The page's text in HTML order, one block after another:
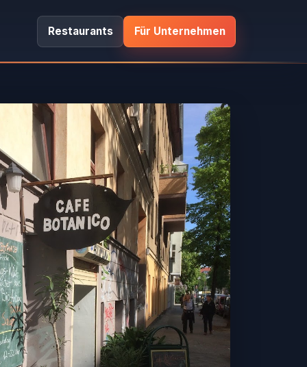
Restaurants Für Unternehmen